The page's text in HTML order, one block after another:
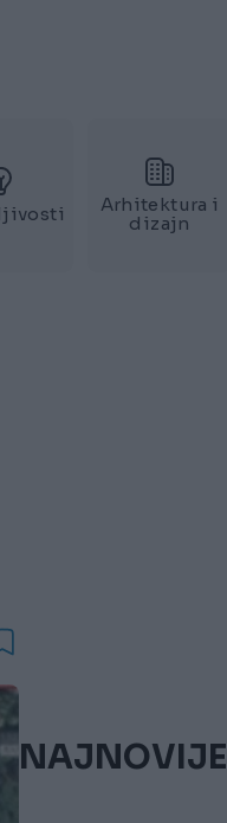
Arhitektura i
dizajn
NAJNOVIJE